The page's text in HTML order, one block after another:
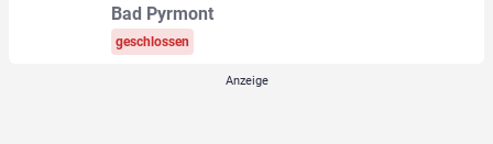
Bad Pyrmont
geschlossen